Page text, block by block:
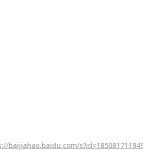
baijiahao.baidu.com/